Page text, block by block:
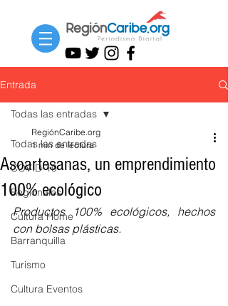
Entrada
Todas las entradas
COVID-19
Regionales
Cultura Home
Barranquilla
Turismo
Cultura Eventos
Todas las entradas
Asoartesanas, un emprendimiento
100% ecológico
RegiónCaribe.org
1 min de lectura
Productos 100% ecológicos, hechos
con bolsas plásticas.